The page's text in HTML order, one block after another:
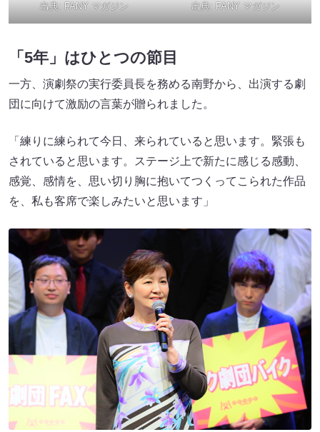
出典: FANY マガジン 出典: FANY マガジン
「5年」はひとつの節目
一方、演劇祭の実行委員長を務める南野から、出演する劇
団に向けて激励の言葉が贈られました。
「練りに練られて今日、来られていると思います。緊張も
されていると思います。ステージ上で新たに感じる感動、
感覚、感情を、思い切り胸に抱いてつくってこられた作品
を、私も客席で楽しみたいと思います」